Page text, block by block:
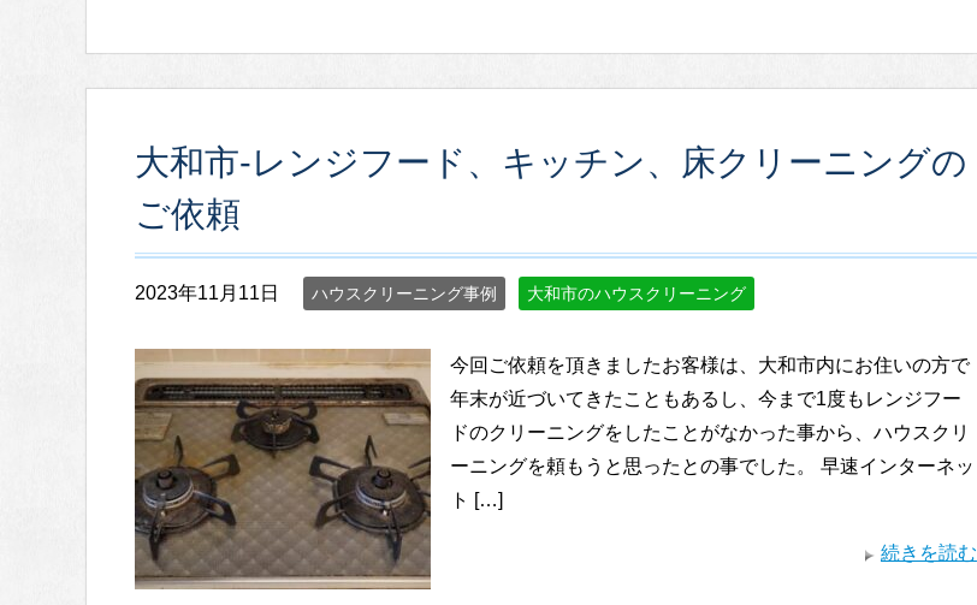
大和市-レンジフード、キッチン、床クリーニングの
ご依頼
2023年11月11日 ハウスクリーニング事例 大和市のハウスクリーニング
今回ご依頼を頂きましたお客様は、大和市内にお住いの方で
年末が近づいてきたこともあるし、今まで1度もレンジフー
ドのクリーニングをしたことがなかった事から、ハウスクリ
ーニングを頼もうと思ったとの事でした。 早速インターネッ
ト […]
続きを読む